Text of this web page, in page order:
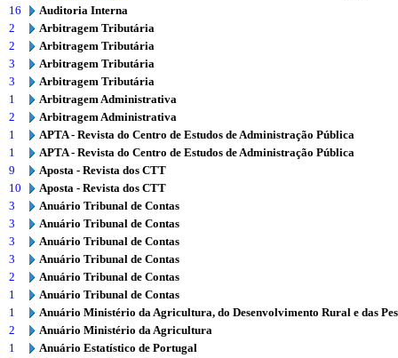
16
Auditoria Interna
2
Arbitragem Tributária
2
Arbitragem Tributária
3
Arbitragem Tributária
3
Arbitragem Tributária
1
Arbitragem Administrativa
2
Arbitragem Administrativa
1
APTA - Revista do Centro de Estudos de Administração Pública
1
APTA - Revista do Centro de Estudos de Administração Pública
9
Aposta - Revista dos CTT
10
Aposta - Revista dos CTT
3
Anuário Tribunal de Contas
3
Anuário Tribunal de Contas
3
Anuário Tribunal de Contas
3
Anuário Tribunal de Contas
2
Anuário Tribunal de Contas
1
Anuário Tribunal de Contas
1
Anuário Ministério da Agricultura, do Desenvolvimento Rural e das
2
Anuário Ministério da Agricultura
1
Anuário Estatístico de Portugal